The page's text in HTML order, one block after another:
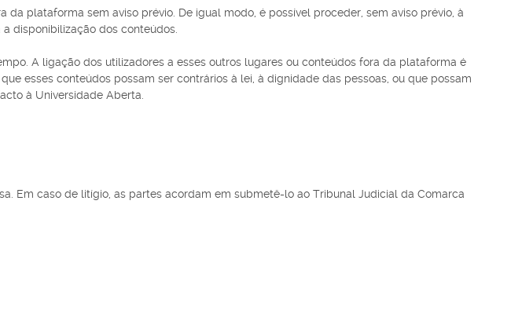
plataforma sem aviso prévio. De igual modo, é possível proceder, sem aviso prévio, à
disponibilização dos conteúdos.
A ligação dos utilizadores a esses outros lugares ou conteúdos fora da plataforma é
esses conteúdos possam ser contrários à lei, à dignidade das pessoas, ou que possam
à Universidade Aberta.
Em caso de litígio, as partes acordam em submetê-lo ao Tribunal Judicial da Comarca